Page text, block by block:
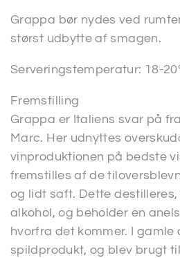
Grappa bør nydes ved
størst udbytte af smagen.
Serveringstemperatur: 18-
Fremstilling
Grappa er Italiens svar på
Marc. Her udnyttes
vinproduktionen på bedste
fremstilles af de
og lidt saft. Dette
alkohol, og beholder en
hvorfra det kommer. I
spildprodukt, og blev brugt